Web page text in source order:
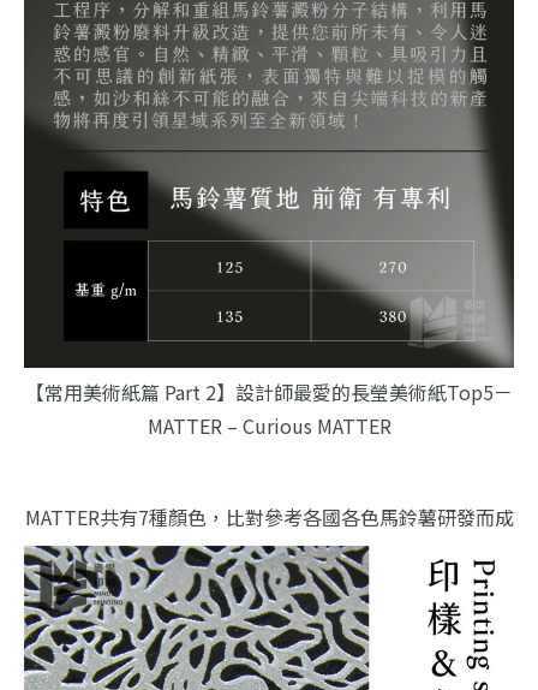
【常用美術紙篇 Part 2】設計師最愛的長瑩美術紙Top5－
MATTER – Curious MATTER
MATTER共有7種顏色，比對參考各國各色馬鈴薯研發而成